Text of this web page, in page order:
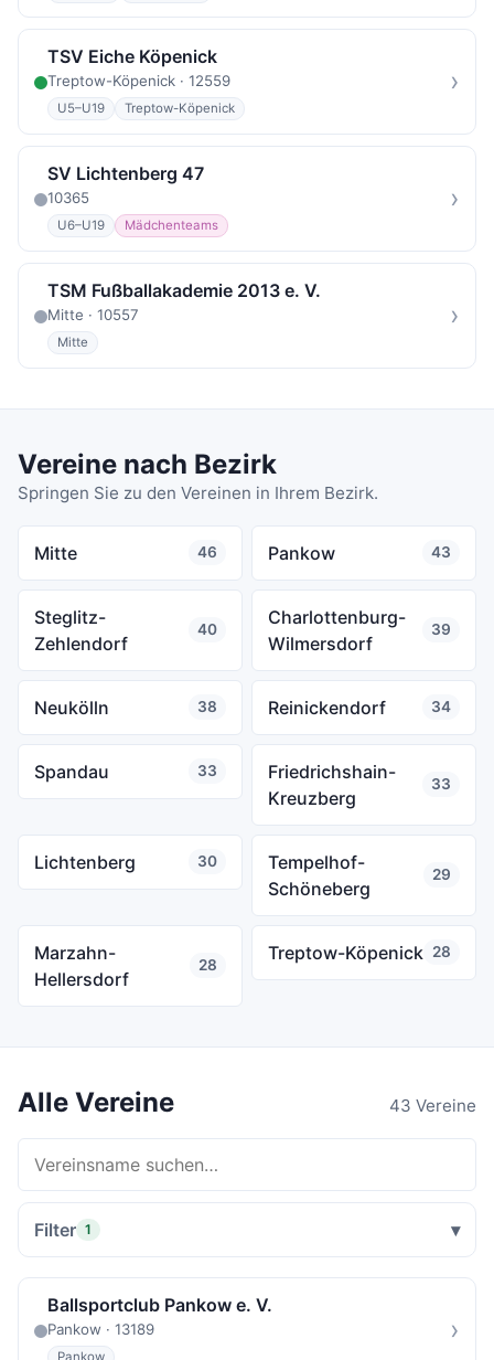
TSV Eiche Köpenick
Treptow-Köpenick · 12559
U5–U19 Treptow-Köpenick
›
SV Lichtenberg 47
10365
U6–U19 Mädchenteams
›
TSM Fußballakademie 2013 e. V.
Mitte · 10557
Mitte
›
Vereine nach Bezirk
Springen Sie zu den Vereinen in Ihrem Bezirk.
Mitte 46 Pankow 43
Steglitz-
Zehlendorf
40
Charlottenburg-
Wilmersdorf
39
Neukölln 38 Reinickendorf 34
Spandau 33
Friedrichshain-
Kreuzberg
33
Lichtenberg 30
Tempelhof-
Schöneberg
29
Marzahn-
Hellersdorf
28
Treptow-Köpenick 28
Alle Vereine 43 Vereine
Filter 1
Ballsportclub Pankow e. V.
Pankow · 13189
Pankow
›